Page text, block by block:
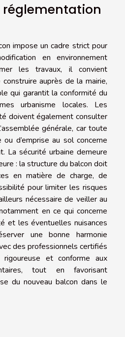
réglementation
impose un cadre strict pour
en environnement
les travaux, il convient
auprès de la mairie,
qui garantit la conformité du
urbanisme locales. Les
doivent également consulter
générale, car toute
d’emprise au sol concerne
La sécurité urbaine demeure
: la structure du balcon doit
en matière de charge, de
pour limiter les risques
nécessaire de veiller au
en ce qui concerne
et les éventuelles nuisances
une bonne harmonie
des professionnels certifiés
rigoureuse et conforme aux
tout en favorisant
du nouveau balcon dans le